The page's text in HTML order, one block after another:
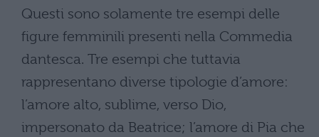
Questi sono solamente tre esempi delle
figure femminili presenti nella Commedia
dantesca. Tre esempi che tuttavia
rappresentano diverse tipologie d’amore:
l’amore alto, sublime, verso Dio,
impersonato da Beatrice; l’amore di Pia che